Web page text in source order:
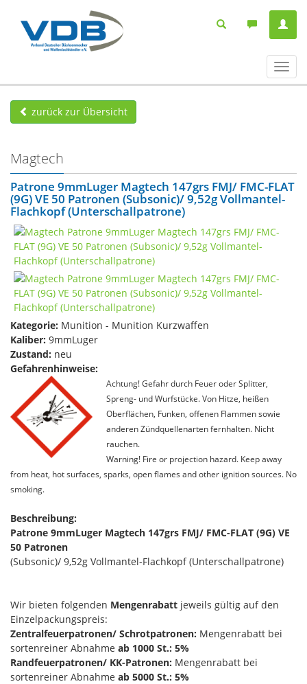
ein-/
zurück zur Übersicht
Magtech
Patrone 9mmLuger Magtech 147grs FMJ/ FMC-FLAT
(9G) VE 50 Patronen (Subsonic)/ 9,52g Vollmantel-
Flachkopf (Unterschallpatrone)
Kategorie: Munition - Munition Kurzwaffen
Kaliber: 9mmLuger
Zustand: neu
Gefahrenhinweise:
Achtung! Gefahr durch Feuer oder Splitter,
Spreng- und Wurfstücke. Von Hitze, heißen
Oberflächen, Funken, offenen Flammen sowie
anderen Zündquellenarten fernhalten. Nicht
rauchen.
Warning! Fire or projection hazard. Keep away
from heat, hot surfaces, sparks, open flames and other ignition sources. No
smoking.
Beschreibung:
Patrone 9mmLuger Magtech 147grs FMJ/ FMC-FLAT (9G) VE
50 Patronen
(Subsonic)/ 9,52g Vollmantel-Flachkopf (Unterschallpatrone)
Wir bieten folgenden Mengenrabatt jeweils gültig auf den
Einzelpackungspreis:
Zentralfeuerpatronen/ Schrotpatronen: Mengenrabatt bei
sortenreiner Abnahme ab 1000 St.: 5%
Randfeuerpatronen/ KK-Patronen: Mengenrabatt bei
sortenreiner Abnahme ab 5000 St.: 5%